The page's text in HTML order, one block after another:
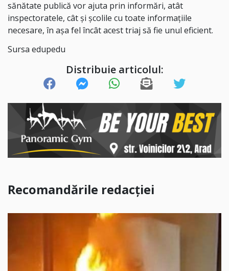
sănătate publică vor ajuta prin informări, atât
inspectoratele, cât și școlile cu toate informațiile
necesare, în așa fel încât acest triaj să fie unul eficient.
Sursa edupedu
Distribuie articolul:
Recomandările redacției